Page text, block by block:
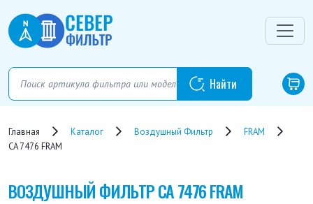
Главная Каталог Воздушный Фильтр
FRAM
CA 7476 FRAM
ВОЗДУШНЫЙ ФИЛЬТРCA 7476 FRAM